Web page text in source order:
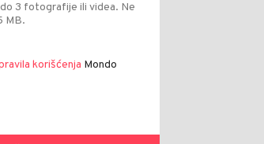
3 fotografije ili videa. Ne
MB.
korišćenja Mondo